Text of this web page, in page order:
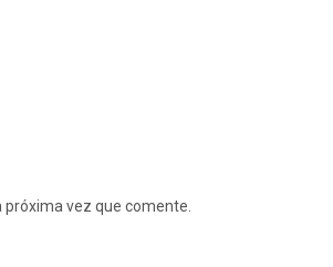
vez que comente.